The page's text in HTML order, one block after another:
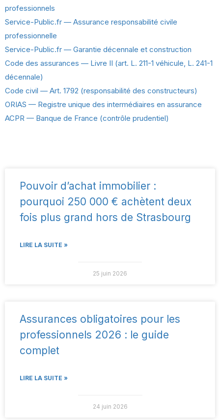
professionnels
Service-Public.fr — Assurance responsabilité civile
professionnelle
Service-Public.fr — Garantie décennale et construction
Code des assurances — Livre II (art. L. 211-1 véhicule, L. 241-1
décennale)
Code civil — Art. 1792 (responsabilité des constructeurs)
ORIAS — Registre unique des intermédiaires en assurance
ACPR — Banque de France (contrôle prudentiel)
Pouvoir d’achat immobilier :
pourquoi 250 000 € achètent deux
fois plus grand hors de Strasbourg
LIRE LA SUITE »
25 juin 2026
Assurances obligatoires pour les
professionnels 2026 : le guide
complet
LIRE LA SUITE »
24 juin 2026